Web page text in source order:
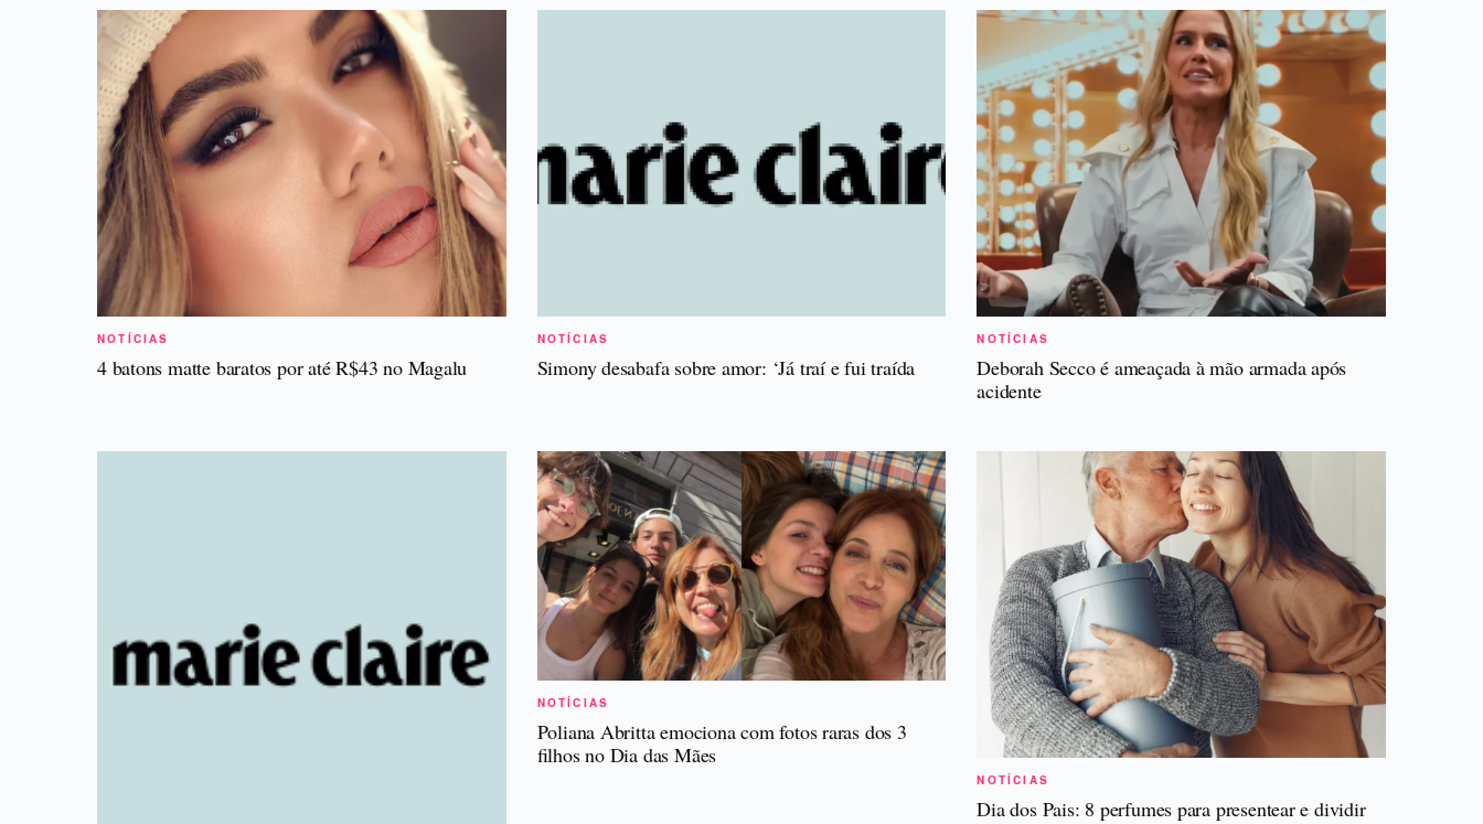
NOTÍCIAS
4 batons matte baratos por até R$43 no Magalu
NOTÍCIAS
Simony desabafa sobre amor: ‘Já traí e fui traída
NOTÍCIAS
Deborah Secco é ameaçada à mão armada após
acidente
NOTÍCIAS
Poliana Abritta emociona com fotos raras dos 3
filhos no Dia das Mães
NOTÍCIAS
Dia dos Pais: 8 perfumes para presentear e dividir